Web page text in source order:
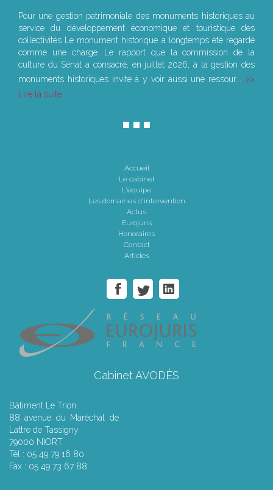
Pour une gestion patrimoniale des monuments historiques au
service du développement économique et touristique des
collectivités Le monument historique a longtemps été regardé
comme une charge. Le rapport que la commission de la
culture du Sénat a consacré, en juillet 2026, à la gestion des
monuments historiques invite à y voir aussi une ressour...
Lire la suite
Accueil
Le cabinet
L'équipe
Les domaines d'intervention
Actus
Eurojuris
Honoraires
Contact
Articles
Cabinet AVODÈS
Bâtiment Le Trion
88 avenue du Maréchal de
Lattre de Tassigny
79000 NIORT
Tél : 05 49 79 16 80
Fax : 05 49 73 67 88